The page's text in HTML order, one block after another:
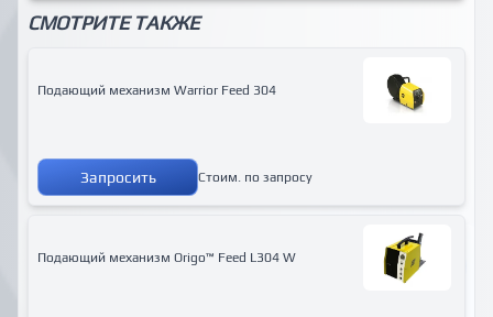
СМОТРИТЕ ТАКЖЕ
Подающий механизм Warrior Feed 304
Запросить Стоим. по запросу
Подающий механизм Origo™ Feed L304 W